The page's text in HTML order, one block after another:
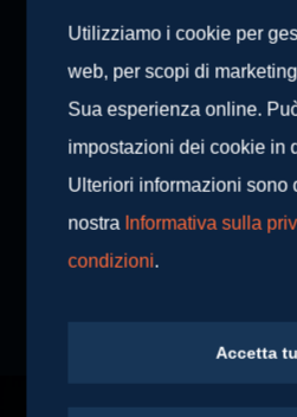
Utilizziamo i cookie per
web, per scopi di
Sua esperienza online.
impostazioni dei cookie in
Ulteriori informazioni sono
nostra Informativa sulla
condizioni.
Accetta